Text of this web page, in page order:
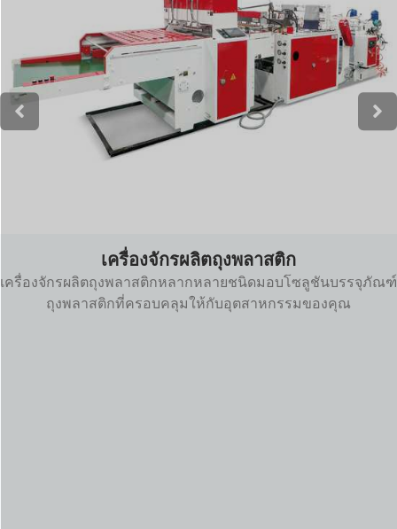
เครื่องจักรผลิตถุงผ้าไม่ทอ
เครื่องจักรเหล่านี้ช่วยให้สามารถผลิตบรรจุภัณฑ์ที่สามารถห่อรอบ
ขวดและกระป๋องได้โดยใช้เทคโนโลยีหดด้วยความร้อน